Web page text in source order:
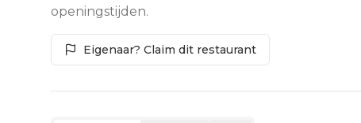
openingstijden.
Eigenaar? Claim dit restaurant